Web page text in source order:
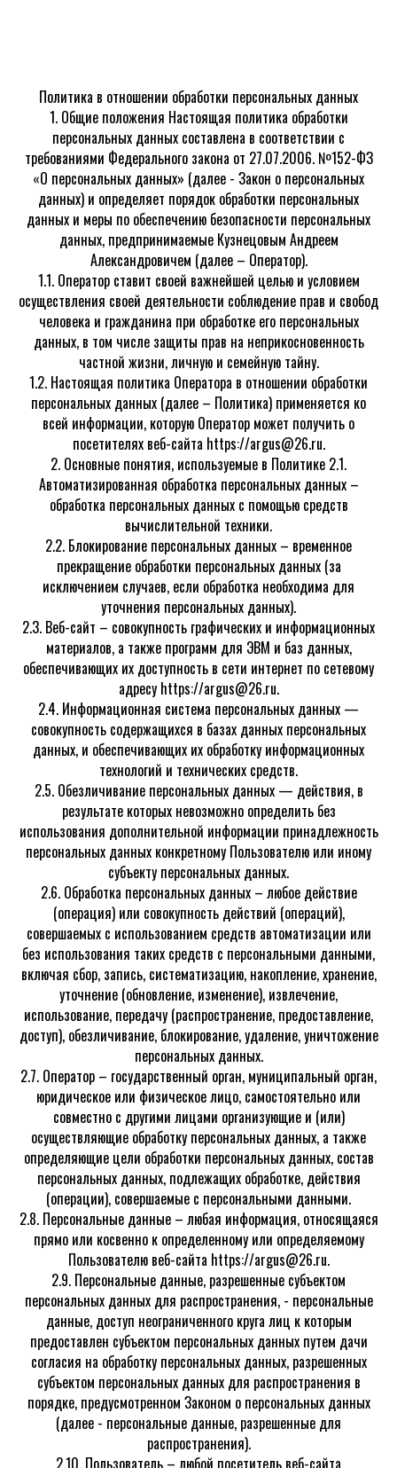
Политика в отношении обработки персональных данных
1. Общие положения Настоящая политика обработки
персональных данных составлена в соответствии с
требованиями Федерального закона от 27.07.2006. №152-ФЗ
«О персональных данных» (далее - Закон о персональных
данных) и определяет порядок обработки персональных
данных и меры по обеспечению безопасности персональных
данных, предпринимаемые Кузнецовым Андреем
Александровичем (далее – Оператор).
1.1. Оператор ставит своей важнейшей целью и условием
осуществления своей деятельности соблюдение прав и свобод
человека и гражданина при обработке его персональных
данных, в том числе защиты прав на неприкосновенность
частной жизни, личную и семейную тайну.
1.2. Настоящая политика Оператора в отношении обработки
персональных данных (далее – Политика) применяется ко
всей информации, которую Оператор может получить о
посетителях веб-сайта https://argus@26.ru.
2. Основные понятия, используемые в Политике 2.1.
Автоматизированная обработка персональных данных –
обработка персональных данных с помощью средств
вычислительной техники.
2.2. Блокирование персональных данных – временное
прекращение обработки персональных данных (за
исключением случаев, если обработка необходима для
уточнения персональных данных).
2.3. Веб-сайт – совокупность графических и информационных
материалов, а также программ для ЭВМ и баз данных,
обеспечивающих их доступность в сети интернет по сетевому
адресу https://argus@26.ru.
2.4. Информационная система персональных данных —
совокупность содержащихся в базах данных персональных
данных, и обеспечивающих их обработку информационных
технологий и технических средств.
2.5. Обезличивание персональных данных — действия, в
результате которых невозможно определить без
использования дополнительной информации принадлежность
персональных данных конкретному Пользователю или иному
субъекту персональных данных.
2.6. Обработка персональных данных – любое действие
(операция) или совокупность действий (операций),
совершаемых с использованием средств автоматизации или
без использования таких средств с персональными данными,
включая сбор, запись, систематизацию, накопление, хранение,
уточнение (обновление, изменение), извлечение,
использование, передачу (распространение, предоставление,
доступ), обезличивание, блокирование, удаление, уничтожение
персональных данных.
2.7. Оператор – государственный орган, муниципальный орган,
юридическое или физическое лицо, самостоятельно или
совместно с другими лицами организующие и (или)
осуществляющие обработку персональных данных, а также
определяющие цели обработки персональных данных, состав
персональных данных, подлежащих обработке, действия
(операции), совершаемые с персональными данными.
2.8. Персональные данные – любая информация, относящаяся
прямо или косвенно к определенному или определяемому
Пользователю веб-сайта https://argus@26.ru.
2.9. Персональные данные, разрешенные субъектом
персональных данных для распространения, - персональные
данные, доступ неограниченного круга лиц к которым
предоставлен субъектом персональных данных путем дачи
согласия на обработку персональных данных, разрешенных
субъектом персональных данных для распространения в
порядке, предусмотренном Законом о персональных данных
(далее - персональные данные, разрешенные для
распространения).
2.10. Пользователь – любой посетитель веб-сайта